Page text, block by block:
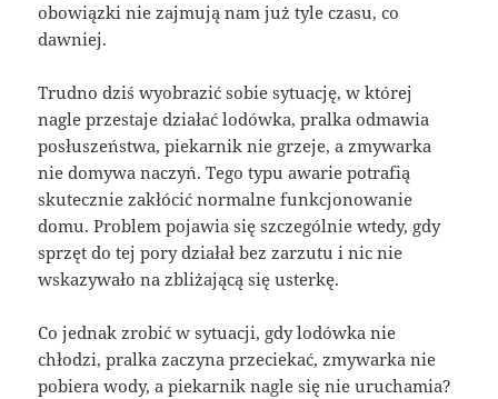
obowiązki nie zajmują nam już tyle czasu, co
dawniej.
Trudno dziś wyobrazić sobie sytuację, w której
nagle przestaje działać lodówka, pralka odmawia
posłuszeństwa, piekarnik nie grzeje, a zmywarka
nie domywa naczyń. Tego typu awarie potrafią
skutecznie zakłócić normalne funkcjonowanie
domu. Problem pojawia się szczególnie wtedy, gdy
sprzęt do tej pory działał bez zarzutu i nic nie
wskazywało na zbliżającą się usterkę.
Co jednak zrobić w sytuacji, gdy lodówka nie
chłodzi, pralka zaczyna przeciekać, zmywarka nie
pobiera wody, a piekarnik nagle się nie uruchamia?